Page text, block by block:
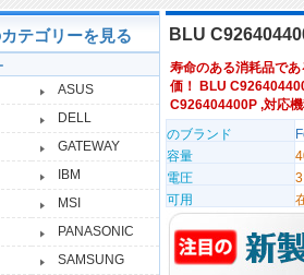
テゴリーを見る
ASUS
DELL
GATEWAY
IBM
MSI
PANASONIC
SAMSUNG
BLU
寿命のある消耗品で
価！ BLU
C926404400P ,対応
のブランド
容量
電圧
可用